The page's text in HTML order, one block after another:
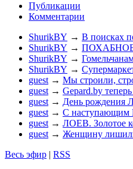
Публикации
Комментарии
ShurikBY → В поисках
ShurikBY →
ShurikBY →
ShurikBY →
guest → Мы строили,
guest → Gepard.by
guest → День рождения
guest → С наступающим
guest → ЛОЕВ. Золотое
guest → Женщину лишили
Весь эфир | RSS